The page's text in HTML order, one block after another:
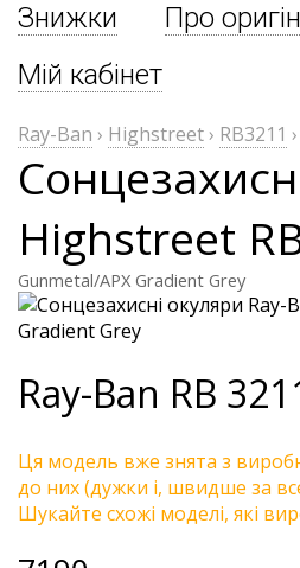
Знижки
Про
Мій кабінет
Ray-Ban › Highstreet› RB3211 ›
Highstreet
Gunmetal/APX Gradient Grey
Ray-Ban RB
Ця модель вже знята з
до них (дужки і, швидше за
Шукайте схожі моделі, які